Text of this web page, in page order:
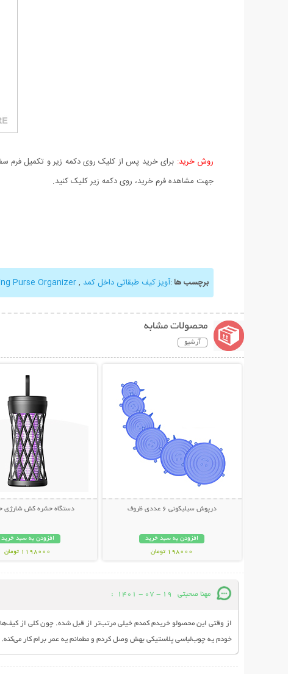
روش خرید: برای خرید پس از کلیک روی دکمه زیر و تکمیل فرم
جهت مشاهده فرم خرید، روی دکمه زیر کلیک کنید.
برچسب ها:آویز کیف طبقاتی داخل کمد ,
Purse Organizer
محصولات مشابه
آرشیو
نمایش توضیحات بیشتر
درپوش سیلیکونی 6 عددی ظروف
افزودن به سبد خرید
198000 تومان
دستگاه حشره کش شارژی
افزودن به سبد خرید
1198000 تومان
مهنا صحبتی 19 - 07 - 1401
:
از وقتی این محصولو خریدم کمدم خیلی مرتب‌تر از قبل شده. چون کلی از
خودم یه چوب‌لباسی پلاستیکی بهش وصل کردم و مطمانم یه عمر برام کار